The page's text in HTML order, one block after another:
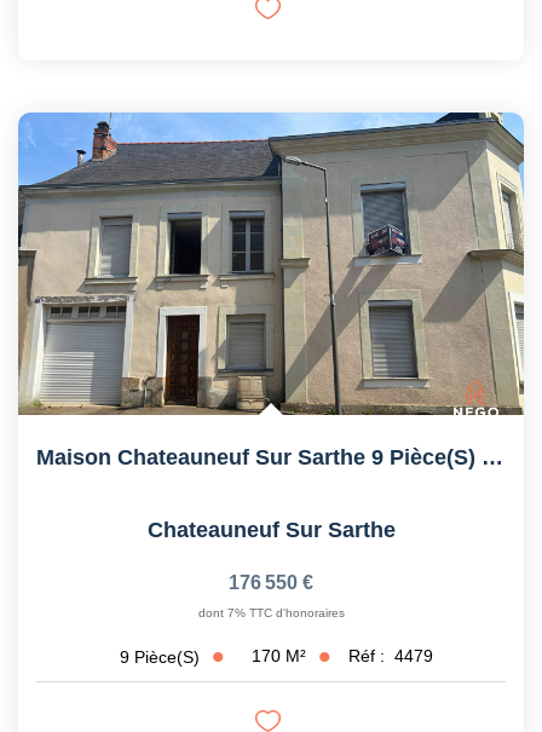
Maison Chateauneuf Sur Sarthe 9 Pièce(s) 170 M2
Chateauneuf Sur Sarthe
176 550 €
dont 7% TTC d'honoraires
9 Pièce(s) 170 M² Réf : 4479